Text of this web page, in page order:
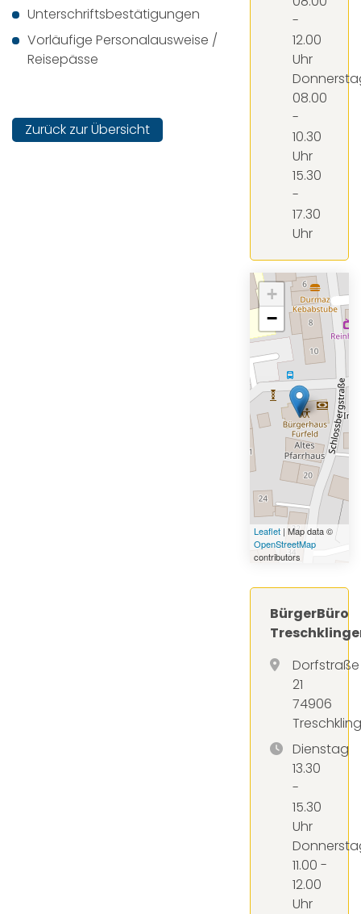
Unterschriftsbestätigungen
Vorläufige Personalausweise /
Reisepässe
Zurück zur Übersicht
-
12.00
Uhr
08.00
-
10.30
Uhr
15.30
-
17.30
Uhr
+
−
Leaflet| Map data ©
OpenStreetMap
contributors
BürgerBüro
Dorfstraße
21
74906
Dienstag
13.30
-
15.30
Uhr
11.00 -
12.00
Uhr